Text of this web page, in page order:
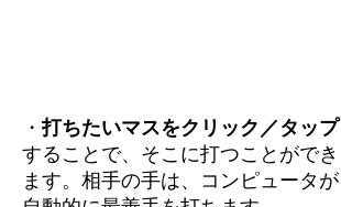
・打ちたいマスをクリック／タップ
することで、そこに打つことができ
ます。相手の手は、コンピュータが